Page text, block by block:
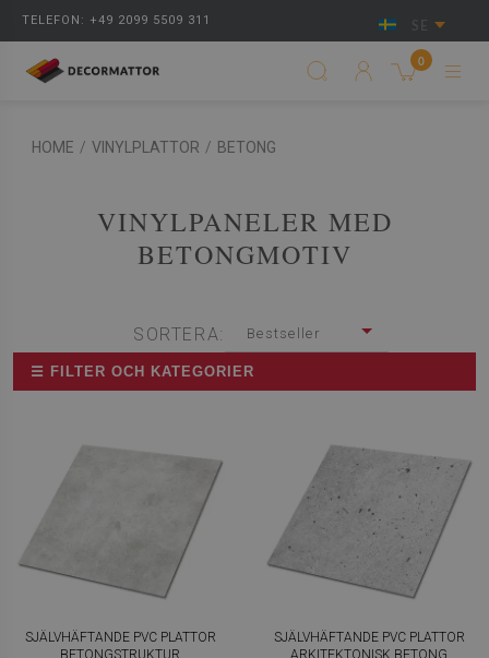
TELEFON: +49 2099 5509 311 SE
0
HOME / VINYLPLATTOR / BETONG
VINYLPANELER MED
BETONGMOTIV
SORTERA: Bestseller
☰ FILTER OCH KATEGORIER
SJÄLVHÄFTANDE PVC PLATTOR
BETONGSTRUKTUR
SJÄLVHÄFTANDE PVC PLATTOR
ARKITEKTONISK BETONG